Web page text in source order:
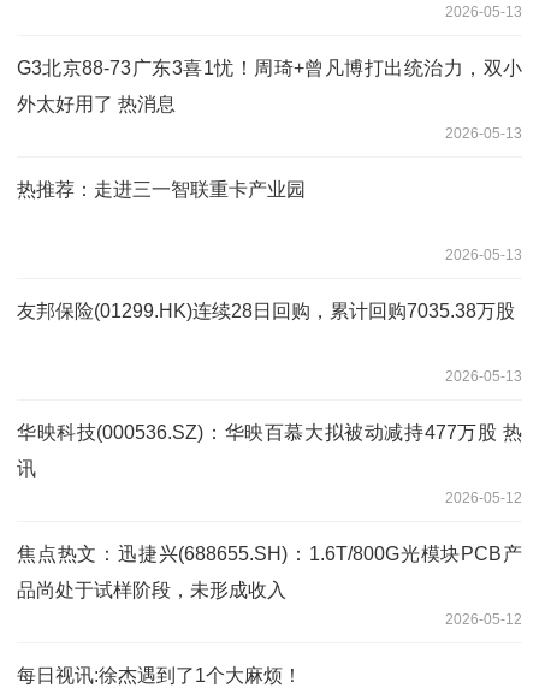
2026-05-13
G3北京88-73广东3喜1忧！周琦+曾凡博打出统治力，双小
外太好用了 热消息
2026-05-13
热推荐：走进三一智联重卡产业园
2026-05-13
友邦保险(01299.HK)连续28日回购，累计回购7035.38万股
2026-05-13
华映科技(000536.SZ)：华映百慕大拟被动减持477万股 热
讯
2026-05-12
焦点热文：迅捷兴(688655.SH)：1.6T/800G光模块PCB产
品尚处于试样阶段，未形成收入
2026-05-12
每日视讯:徐杰遇到了1个大麻烦！